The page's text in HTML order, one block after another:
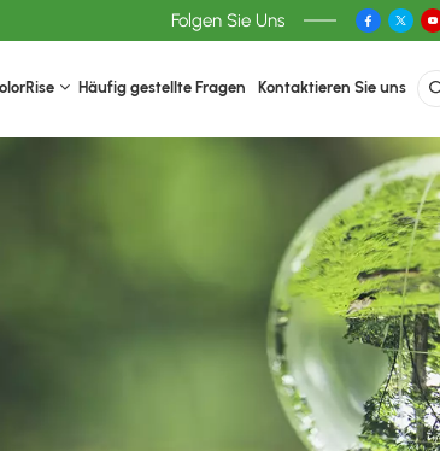
Folgen Sie Uns
Häufig gestellte Fragen Kontaktieren Sie uns